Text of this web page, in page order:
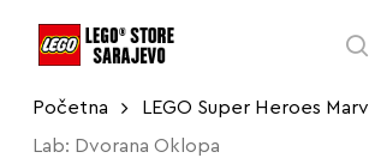
Početna LEGO Super Heroes
Lab: Dvorana Oklopa